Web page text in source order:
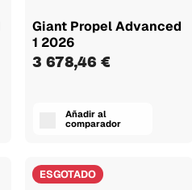
Giant Propel Advanced
1 2026
3 678,46 €
Añadir al
comparador
ESGOTADO